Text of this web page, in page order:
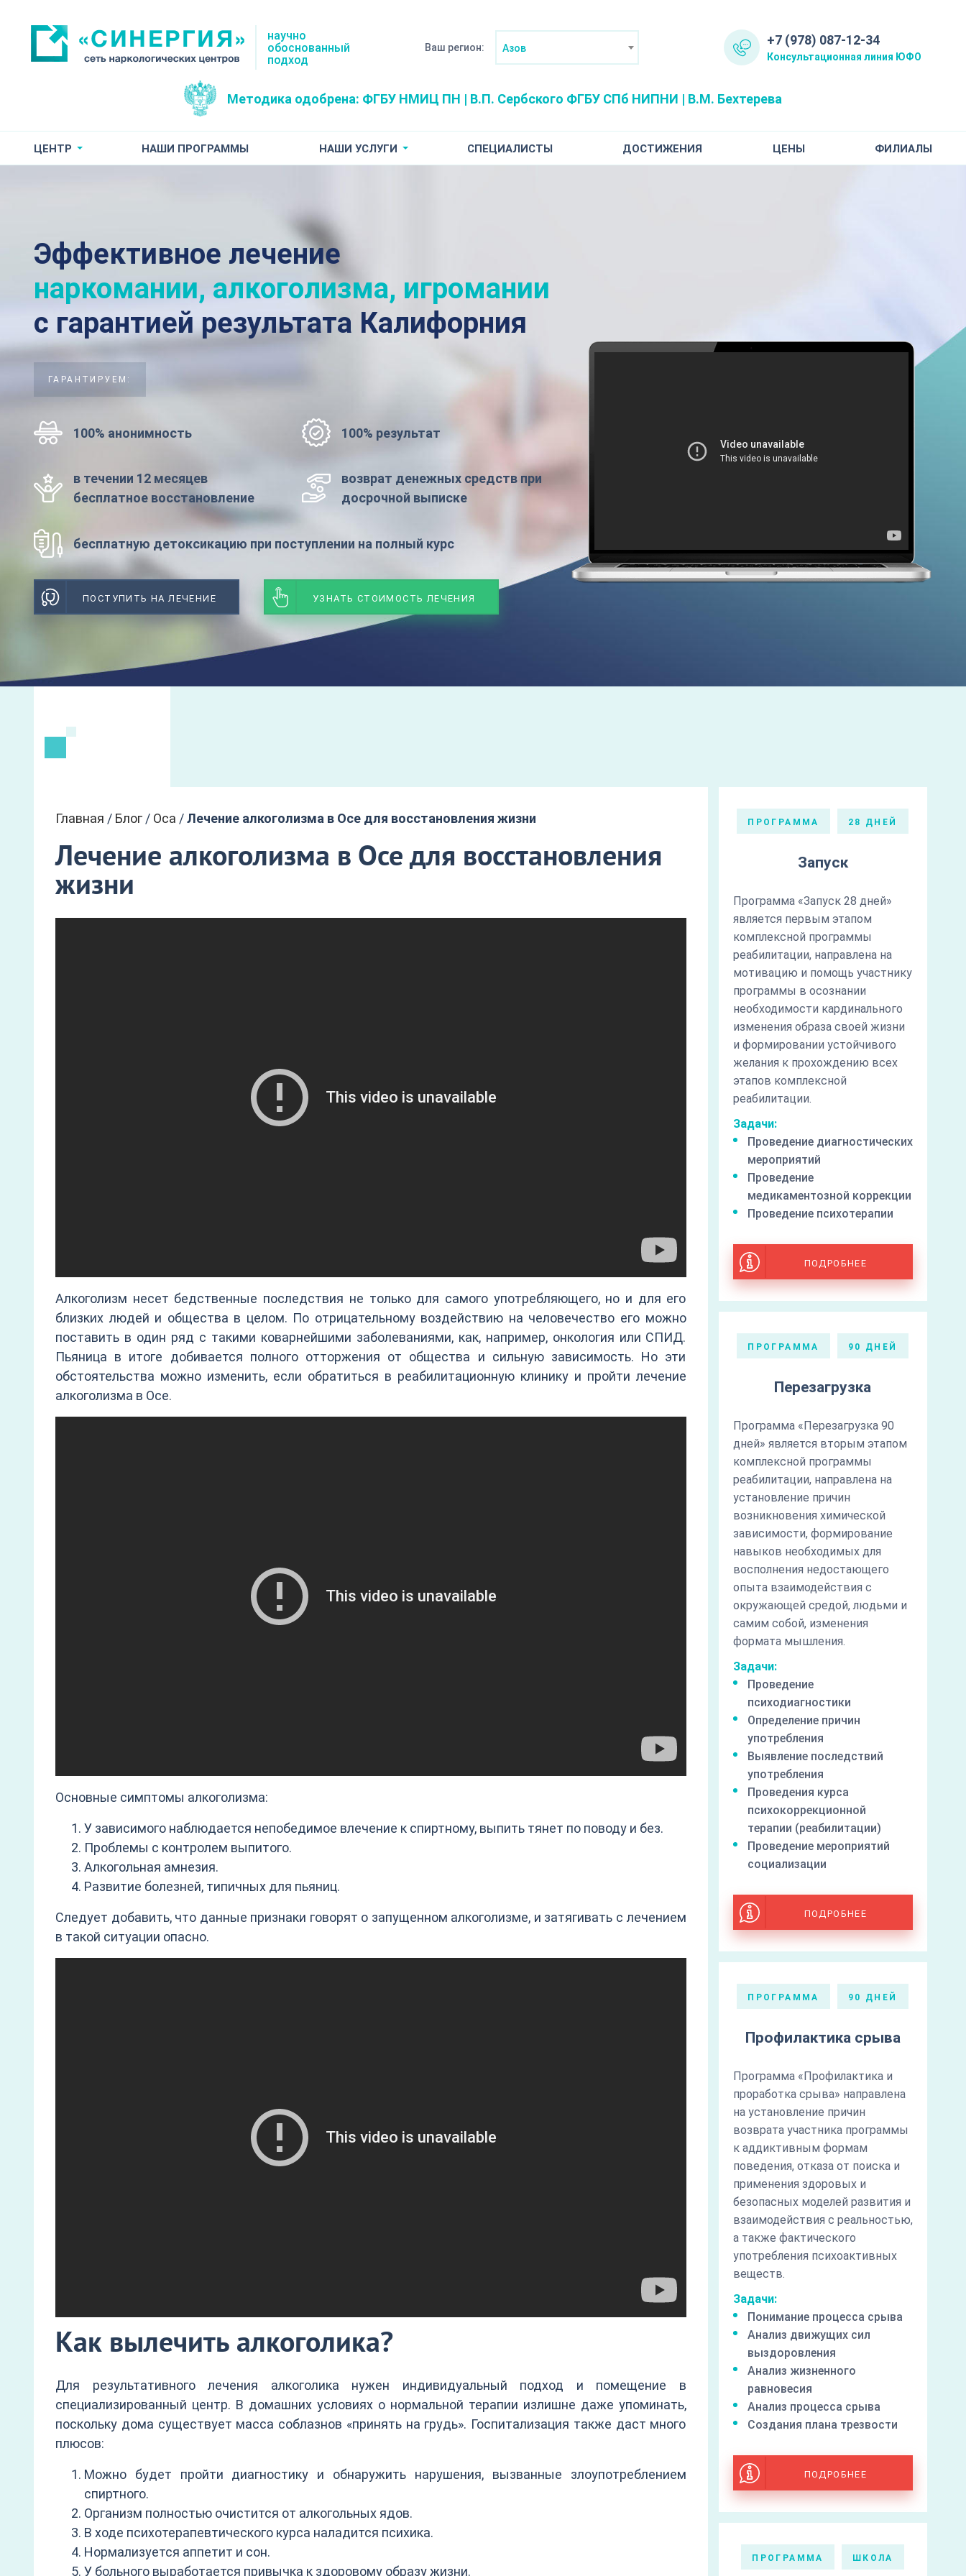
научно
обоснованный
подход
Ваш регион: Азов
+7 (978) 087-12-34
Консультационная линия ЮФО
Методика одобрена: ФГБУ НМИЦ ПН | В.П. Сербского ФГБУ СПб НИПНИ | В.М. Бехтерева
ЦЕНТР НАШИ ПРОГРАММЫ НАШИ УСЛУГИ СПЕЦИАЛИСТЫ ДОСТИЖЕНИЯ ЦЕНЫ ФИЛИАЛЫ
Эффективное лечение
наркомании, алкоголизма, игромании
с гарантией результата Калифорния
ГАРАНТИРУЕМ:
100% анонимность 100% результат
в течении 12 месяцев
бесплатное восстановление
возврат денежных средств при
досрочной выписке
бесплатную детоксикацию при поступлении на полный курс
ПОСТУПИТЬ НА ЛЕЧЕНИЕ УЗНАТЬ СТОИМОСТЬ ЛЕЧЕНИЯ
Главная / Блог / Оса /Лечение алкоголизма в Осе для восстановления жизни
Лечение алкоголизма в Осе для восстановления
жизни
Алкоголизм несет бедственные последствия не только для самого употребляющего, но и для его
близких людей и общества в целом. По отрицательному воздействию на человечество его можно
поставить в один ряд с такими коварнейшими заболеваниями, как, например, онкология или СПИД.
Пьяница в итоге добивается полного отторжения от общества и сильную зависимость. Но эти
обстоятельства можно изменить, если обратиться в реабилитационную клинику и пройти лечение
алкоголизма в Осе.
Основные симптомы алкоголизма:
У зависимого наблюдается непобедимое влечение к спиртному, выпить тянет по поводу и без.
Проблемы с контролем выпитого.
Алкогольная амнезия.
Развитие болезней, типичных для пьяниц.
Следует добавить, что данные признаки говорят о запущенном алкоголизме, и затягивать с лечением
в такой ситуации опасно.
Как вылечить алкоголика?
Для результативного лечения алкоголика нужен индивидуальный подход и помещение в
специализированный центр. В домашних условиях о нормальной терапии излишне даже упоминать,
поскольку дома существует масса соблазнов «принять на грудь». Госпитализация также даст много
плюсов:
Можно будет пройти диагностику и обнаружить нарушения, вызванные злоупотреблением
спиртного.
Организм полностью очистится от алкогольных ядов.
В ходе психотерапевтического курса наладится психика.
Нормализуется аппетит и сон.
У больного выработается привычка к здоровому образу жизни.
ПРОГРАММА 28 ДНЕЙ
Запуск
Программа «Запуск 28 дней»
является первым этапом
комплексной программы
реабилитации, направлена на
мотивацию и помощь участнику
программы в осознании
необходимости кардинального
изменения образа своей жизни
и формировании устойчивого
желания к прохождению всех
этапов комплексной
реабилитации.
Задачи:
Проведение диагностических
мероприятий
Проведение
медикаментозной коррекции
Проведение психотерапии
ПОДРОБНЕЕ
ПРОГРАММА 90 ДНЕЙ
Перезагрузка
Программа «Перезагрузка 90
дней» является вторым этапом
комплексной программы
реабилитации, направлена на
установление причин
возникновения химической
зависимости, формирование
навыков необходимых для
восполнения недостающего
опыта взаимодействия с
окружающей средой, людьми и
самим собой, изменения
формата мышления.
Задачи:
Проведение
психодиагностики
Определение причин
употребления
Выявление последствий
употребления
Проведения курса
психокоррекционной
терапии (реабилитации)
Проведение мероприятий
социализации
ПОДРОБНЕЕ
ПРОГРАММА 90 ДНЕЙ
Профилактика срыва
Программа «Профилактика и
проработка срыва» направлена
на установление причин
возврата участника программы
к аддиктивным формам
поведения, отказа от поиска и
применения здоровых и
безопасных моделей развития и
взаимодействия с реальностью,
а также фактического
употребления психоактивных
веществ.
Задачи:
Понимание процесса срыва
Анализ движущих сил
выздоровления
Анализ жизненного
равновесия
Анализ процесса срыва
Создания плана трезвости
ПОДРОБНЕЕ
ПРОГРАММА ШКОЛА